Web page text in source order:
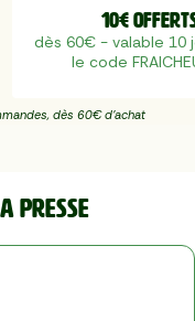
10€
dès 60€ - valable 10
le code
dès 60€ d'achat
presse